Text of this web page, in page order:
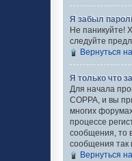
Я забыл
Не паникуйте!
следуйте
Вернуться
Я только что
Для начала
COPPA, и вы
многих
процессе
сообщения, то
сообщения так
Вернуться